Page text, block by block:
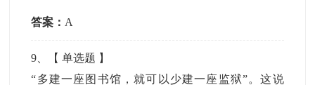
答案： A
9 、【单选题 】
“多建一座图书馆，就可以少建一座监狱”。这说